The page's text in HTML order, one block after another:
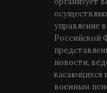
управление
Российской
новости,
касающихся
военным